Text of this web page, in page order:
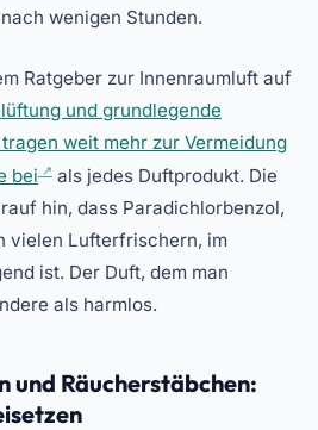
wenigen Stunden.
Ratgeber zur Innenraumluft auf
und grundlegende
weit mehr zur Vermeidung
bei
als jedes Duftprodukt. Die
hin, dass Paradichlorbenzol,
vielen Lufterfrischern, im
ist. Der Duft, dem man
als harmlos.
und Räucherstäbchen: